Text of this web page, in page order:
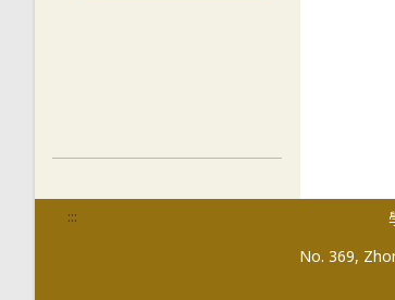
:::
No. 369,